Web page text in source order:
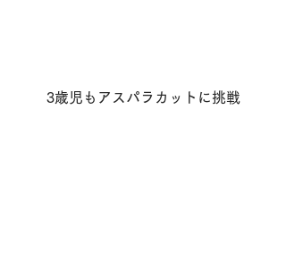
3歳児もアスパラカットに挑戦